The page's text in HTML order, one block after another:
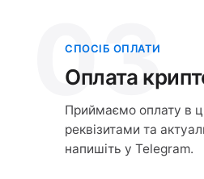
03
СПОСІБ ОПЛАТИ
Оплата
Приймаємо оплату в
реквізитами та
напишіть у Telegram.